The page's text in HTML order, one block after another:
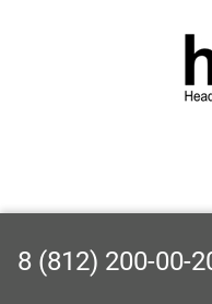
8 (812) 200-00-